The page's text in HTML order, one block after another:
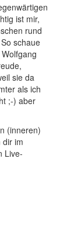
ist mir,
rund
schaue
sie da
als ich
;-) aber
(inneren)
dir im
Live-